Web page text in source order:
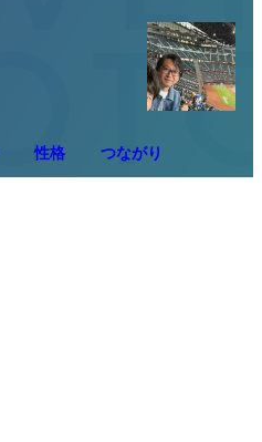
性格 つながり